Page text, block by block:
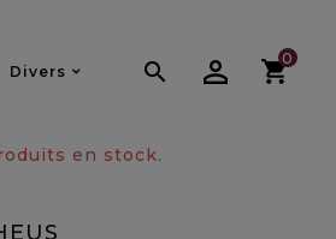
0

Divers
en stock.